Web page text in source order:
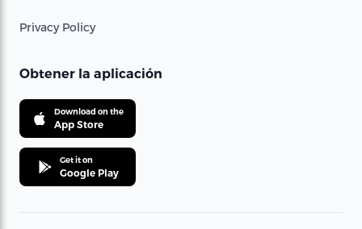
Privacy Policy
Obtener la aplicación
Download on the
App Store
Get it on
Google Play